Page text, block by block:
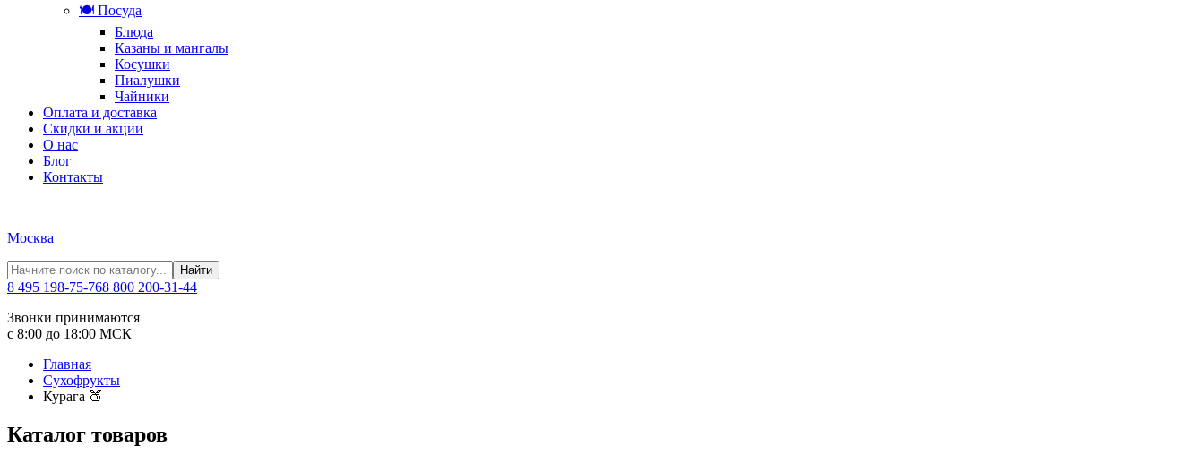
🍽️ Посуда
Блюда
Казаны и мангалы
Косушки
Пиалушки
Чайники
Оплата и доставка
Скидки и акции
О нас
Блог
Контакты
Москва
Найти
8 495 198-75-768 800 200-31-44
Звонки принимаются
с 8:00 до 18:00 МСК
Главная
Сухофрукты
Курага 🍑
Каталог товаров